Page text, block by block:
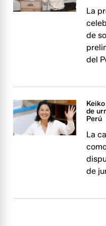
La
de
del
de
Perú
La
de